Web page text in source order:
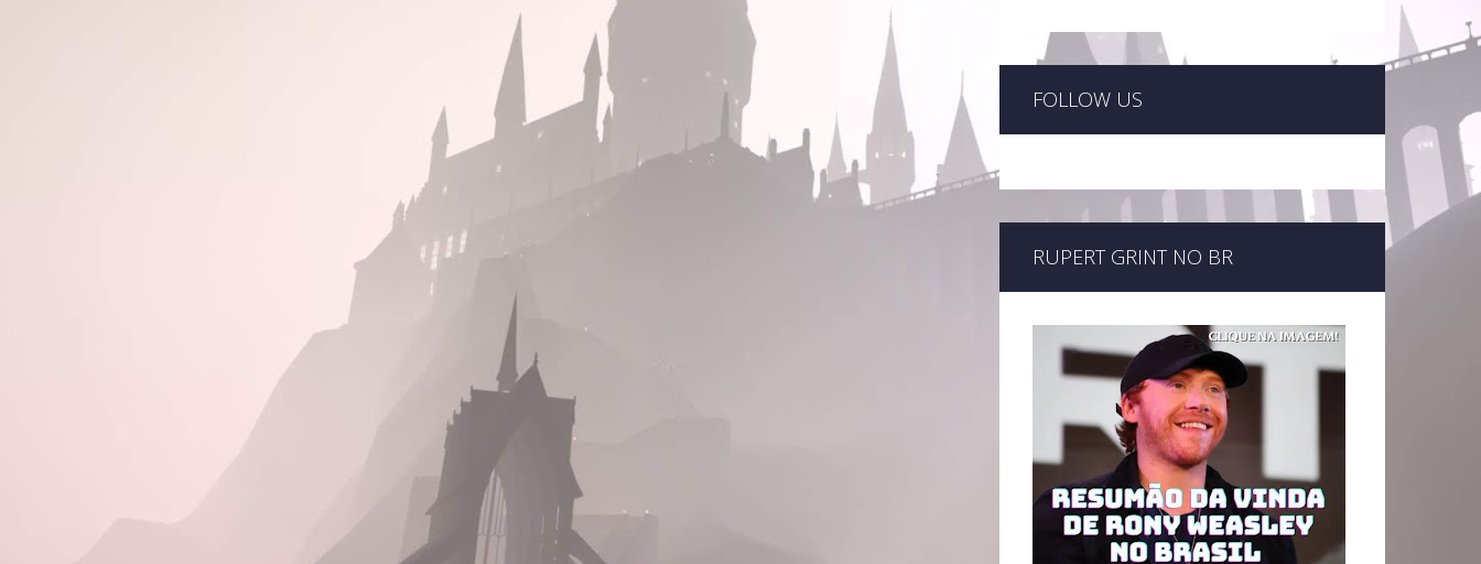
FOLLOW US
RUPERT GRINT NO BR